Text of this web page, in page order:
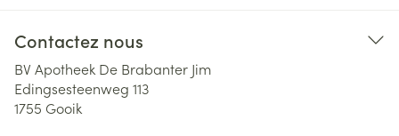
Contactez nous
BV Apotheek De Brabanter Jim
Edingsesteenweg 113
1755 Gooik